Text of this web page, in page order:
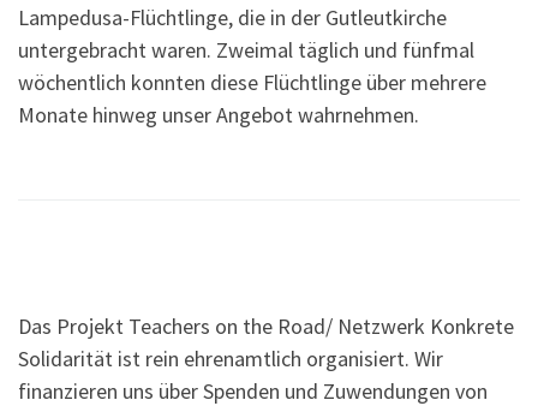
Lampedusa-Flüchtlinge, die in der Gutleutkirche
untergebracht waren. Zweimal täglich und fünfmal
wöchentlich konnten diese Flüchtlinge über mehrere
Monate hinweg unser Angebot wahrnehmen.
Das Projekt Teachers on the Road/ Netzwerk Konkrete
Solidarität ist rein ehrenamtlich organisiert. Wir
finanzieren uns über Spenden und Zuwendungen von